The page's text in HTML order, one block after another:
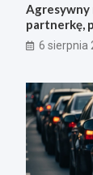
Agresywny
partnerkę,
butelką
6 sierpnia